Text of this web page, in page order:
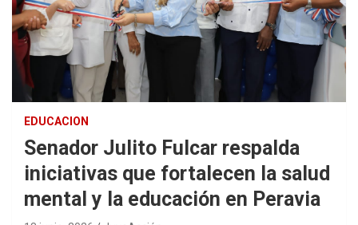
EDUCACION
Senador Julito Fulcar respalda
iniciativas que fortalecen la salud
mental y la educación en Peravia